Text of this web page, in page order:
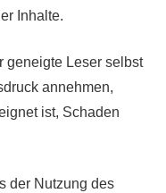
Inhalte.
geneigte Leser selbst
annehmen,
ist, Schaden
der Nutzung des